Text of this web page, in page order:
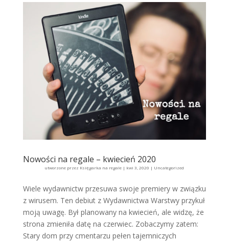
Nowości na regale – kwiecień 2020
utworzone przez Księgarka na regale | kwi 3, 2020 | Uncategorized
Wiele wydawnictw przesuwa swoje premiery w związku
z wirusem. Ten debiut z Wydawnictwa Warstwy przykuł
moją uwagę. Był planowany na kwiecień, ale widzę, że
strona zmieniła datę na czerwiec. Zobaczymy zatem:
Stary dom przy cmentarzu pełen tajemniczych